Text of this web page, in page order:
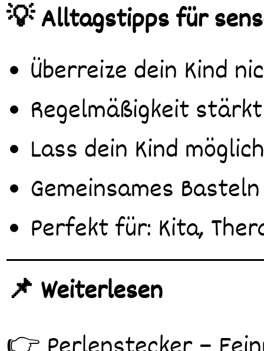
💡 Alltagstipps für
Überreize dein Kind
Regelmäßigkeit
Lass dein Kind
Gemeinsames
Perfekt für: Kita,
📌 Weiterlesen